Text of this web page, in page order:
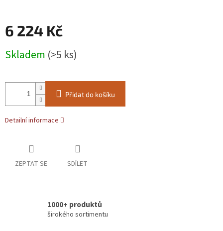
6 224 Kč
cena:
Skladem (>5 ks)
Přidat do košíku
Detailní informace
ZEPTAT SE SDÍLET
1000+ produktů
širokého sortimentu